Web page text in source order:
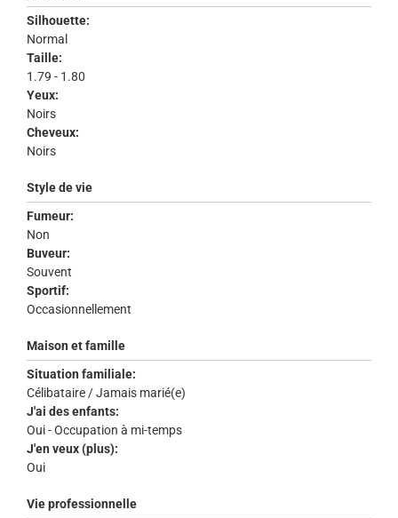
Silhouette:
Normal
Taille:
1.79 - 1.80
Yeux:
Noirs
Cheveux:
Noirs
Style de vie
Fumeur:
Non
Buveur:
Souvent
Sportif:
Occasionnellement
Maison et famille
Situation familiale:
Célibataire / Jamais marié(e)
J'ai des enfants:
Oui - Occupation à mi-temps
J'en veux (plus):
Oui
Vie professionnelle